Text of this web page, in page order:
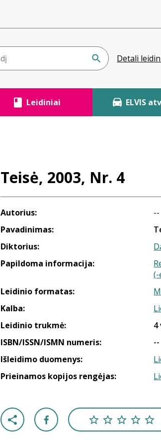
Detali
Leidiniai ELVIS
Teisė, 2003, Nr. 4
Autorius:
--
Pavadinimas:
Diktorius:
Papildoma informacija:
(-
Leidinio formatas:
Kalba:
Leidinio trukmė:
4
ISBN/ISSN/ISMN numeris:
--
Išleidimo duomenys:
Prieinamos kopijos rengėjas: